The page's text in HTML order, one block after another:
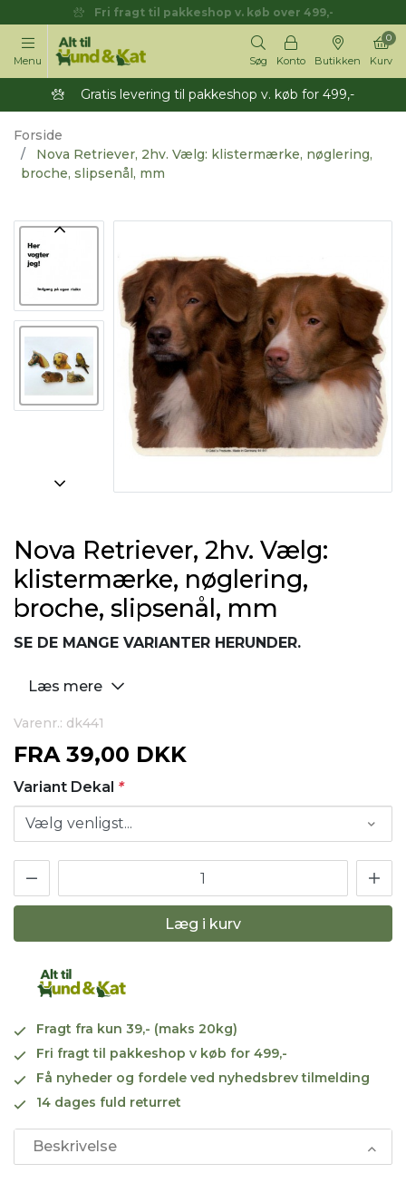
Fri fragt til pakkeshop v. køb over 499,-
Menu Søg Konto Butikken Kurv
0
Gratis levering til pakkeshop v. køb for 499,-
Forside
Nova Retriever, 2hv. Vælg: klistermærke, nøglering,
broche, slipsenål, mm
Nova Retriever, 2hv. Vælg:
klistermærke, nøglering,
broche, slipsenål, mm
SE DE MANGE VARIANTER HERUNDER.
Læs mere
Varenr.: dk441
FRA 39,00 DKK
Variant Dekal *
Læg i kurv
Fragt fra kun 39,- (maks 20kg)
Fri fragt til pakkeshop v køb for 499,-
Få nyheder og fordele ved nyhedsbrev tilmelding
14 dages fuld returret
Beskrivelse